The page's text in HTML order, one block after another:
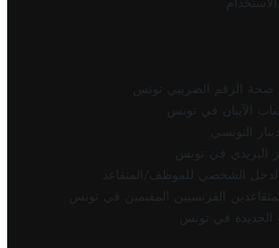
صحة الرقم الضريبي تونس
الآيبان في تونس
التونسي
البريدي في تونس
الشخصي للموظف/المتقاعد
الفرنسيين المقيمين في تونس
الجديدة في تونس